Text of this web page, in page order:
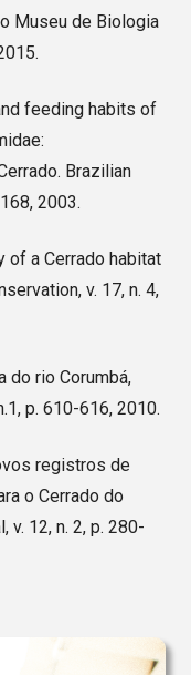
Museu de Biologia
feeding habits of
Brazilian
2003.
of a Cerrado habitat
v. 17, n. 4,
do rio Corumbá,
p. 610-616, 2010.
registros de
o Cerrado do
v. 12, n. 2, p. 280-